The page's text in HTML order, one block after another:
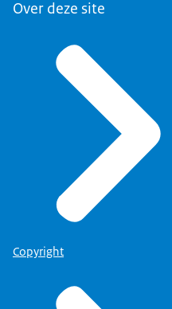
Over deze site
Copyright